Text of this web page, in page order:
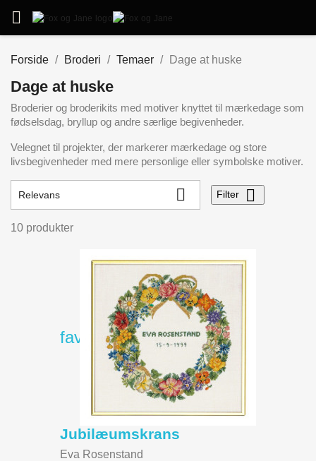

Forside Broderi Temaer Dage at huske
Dage at huske
Broderier og broderikits med motiver knyttet til mærkedage som
fødselsdag, bryllup og andre særlige begivenheder.
Velegnet til projekter, der markerer mærkedage og store
livsbegivenheder med mere personlige eller symbolske motiver.
Relevans  Filter 
10 produkter
favorite_border
Jubilæumskrans
Eva Rosenstand